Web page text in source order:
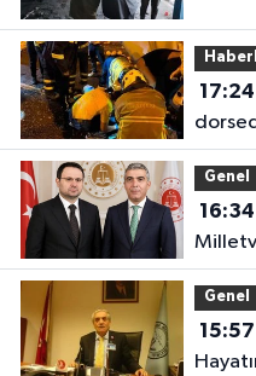
17:24
Genel
16:34
Genel
15:57